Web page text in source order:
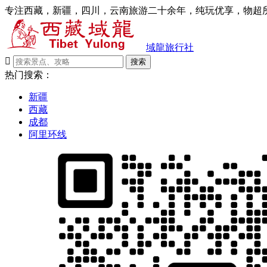
专注西藏，新疆，四川，云南旅游二十余年，纯玩优享，物超
域龍旅行社

搜索
热门搜索：
新疆
西藏
成都
阿里环线